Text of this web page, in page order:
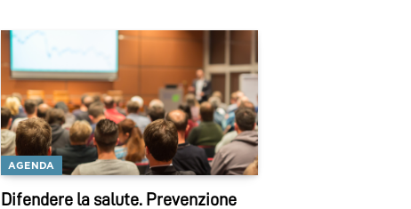
AGENDA
Difendere la salute. Prevenzione